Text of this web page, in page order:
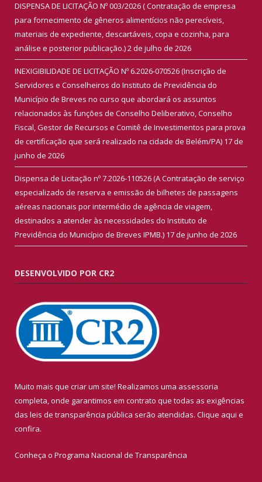
DISPENSA DE LICITAÇÃO Nº 003/2026 ( Contratação de empresa
para fornecimento de gêneros alimentícios não perecíveis,
materiais de expediente, descartáveis, copa e cozinha, para
análise e posterior publicação.)2 de julho de 2026
INEXIGIBILIDADE DE LICITAÇÃO Nº 6.2026-070526 (Inscrição de
Servidores e Conselheiros do Instituto de Previdência do
Município de Breves no curso que abordará os assuntos
relacionados às funções de Conselho Deliberativo, Conselho
Fiscal, Gestor de Recursos e Comitê de Investimentos para prova
de certificação que será realizado na cidade de Belém/PA) 17 de
junho de 2026
Dispensa de Licitação nº 7.2026-110526 (A Contratação de serviço
especializado de reserva e emissão de bilhetes de passagens
aéreas nacionais por intermédio de agência de viagem,
destinados a atender às necessidades do Instituto de
Previdência do Município de Breves IPMB.) 17 de junho de 2026
DESENVOLVIDO POR CR2
Muito mais que criar um site! Realizamos uma assessoria
completa, onde garantimos em contrato que todas as exigências
das leis de transparência pública serão atendidas. Clique aqui e
confira.
Conheça o Programa Nacional de Transparência